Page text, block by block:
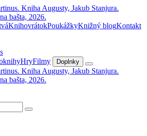
KnihovrátokPoukážkyKnižný blogKontakt
HryFilmy Doplnky